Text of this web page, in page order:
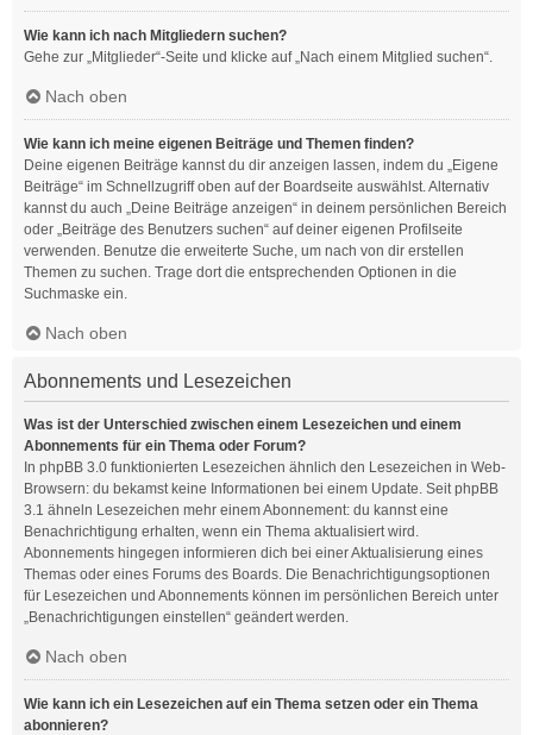
Wie kann ich nach Mitgliedern suchen?
Gehe zur „Mitglieder“-Seite und klicke auf „Nach einem Mitglied suchen“.
Nach oben
Wie kann ich meine eigenen Beiträge und Themen finden?
Deine eigenen Beiträge kannst du dir anzeigen lassen, indem du „Eigene
Beiträge“ im Schnellzugriff oben auf der Boardseite auswählst. Alternativ
kannst du auch „Deine Beiträge anzeigen“ in deinem persönlichen Bereich
oder „Beiträge des Benutzers suchen“ auf deiner eigenen Profilseite
verwenden. Benutze die erweiterte Suche, um nach von dir erstellen
Themen zu suchen. Trage dort die entsprechenden Optionen in die
Suchmaske ein.
Nach oben
Abonnements und Lesezeichen
Was ist der Unterschied zwischen einem Lesezeichen und einem
Abonnements für ein Thema oder Forum?
In phpBB 3.0 funktionierten Lesezeichen ähnlich den Lesezeichen in Web-
Browsern: du bekamst keine Informationen bei einem Update. Seit phpBB
3.1 ähneln Lesezeichen mehr einem Abonnement: du kannst eine
Benachrichtigung erhalten, wenn ein Thema aktualisiert wird.
Abonnements hingegen informieren dich bei einer Aktualisierung eines
Themas oder eines Forums des Boards. Die Benachrichtigungsoptionen
für Lesezeichen und Abonnements können im persönlichen Bereich unter
„Benachrichtigungen einstellen“ geändert werden.
Nach oben
Wie kann ich ein Lesezeichen auf ein Thema setzen oder ein Thema
abonnieren?